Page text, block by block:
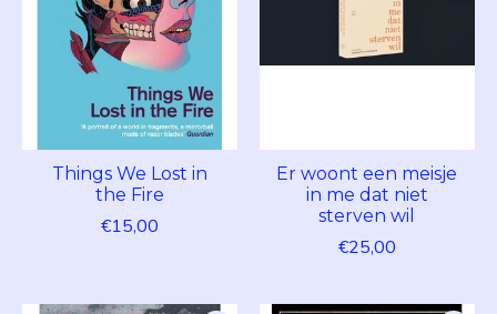
Things We Lost in
the Fire
€15,00
Er woont een meisje
in me dat niet
sterven wil
€25,00